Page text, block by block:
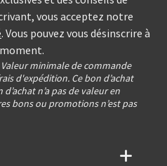
vous acceptez notre
. Vous pouvez vous désinscrire à
Valeur minimale de commande
d'expédition. Ce bon d’achat
n’a pas de valeur en
bons ou promotions n’est pas